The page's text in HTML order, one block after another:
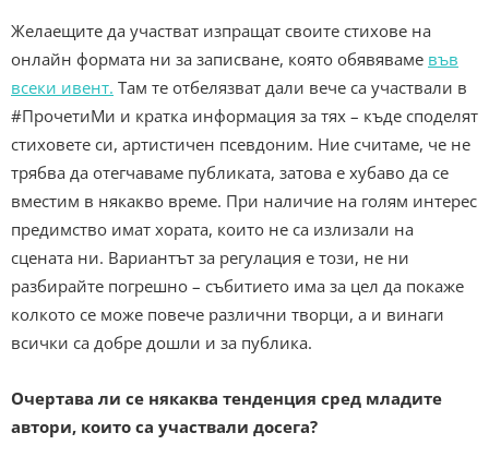
Желаещите да участват изпращат своите стихове на
онлайн формата ни за записване, която обявяваме във
всеки ивент. Там те отбелязват дали вече са участвали в
#ПрочетиМи и кратка информация за тях – къде споделят
стиховете си, артистичен псевдоним. Ние считаме, че не
трябва да отегчаваме публиката, затова е хубаво да се
вместим в някакво време. При наличие на голям интерес
предимство имат хората, които не са излизали на
сцената ни. Вариантът за регулация е този, не ни
разбирайте погрешно – събитието има за цел да покаже
колкото се може повече различни творци, а и винаги
всички са добре дошли и за публика.
Очертава ли се някаква тенденция сред младите
автори, които са участвали досега?